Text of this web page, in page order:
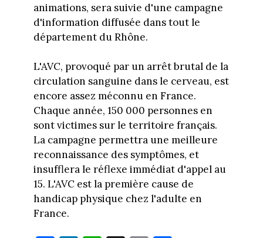
animations, sera suivie d'une campagne
d'information diffusée dans tout le
département du Rhône.
L'AVC, provoqué par un arrêt brutal de la
circulation sanguine dans le cerveau, est
encore assez méconnu en France.
Chaque année, 150 000 personnes en
sont victimes sur le territoire français.
La campagne permettra une meilleure
reconnaissance des symptômes, et
insufflera le réflexe immédiat d'appel au
15. L'AVC est la première cause de
handicap physique chez l'adulte en
France.